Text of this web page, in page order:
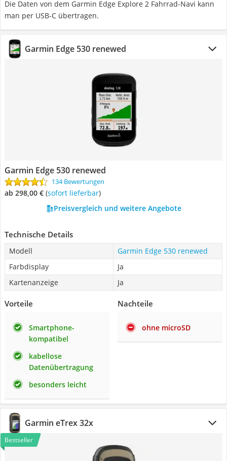
Die Daten von dem Garmin Edge Explore 2 Fahrrad-Navi kann
man per USB-C übertragen.
Garmin Edge 530 renewed
Garmin Edge 530 renewed
134 Bewertungen
ab 298,00 € ( Sofort lieferbar)
Preisvergleich und weitere Angebote
Technische Details
Modell
Garmin Edge 530 renewed
Farbdisplay
Ja
Kartenanzeige
Ja
Vorteile
Smartphone-
kompatibel
kabellose
Datenübertragung
besonders leicht
Nachteile
ohne microSD
Garmin eTrex 32x
Bestseller